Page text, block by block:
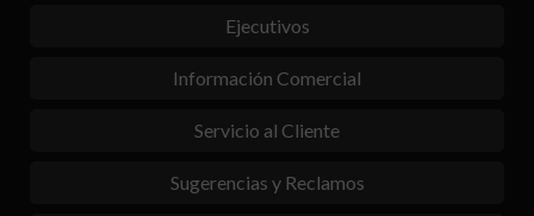
Ejecutivos
Información Comercial
Servicio al Cliente
Sugerencias y Reclamos